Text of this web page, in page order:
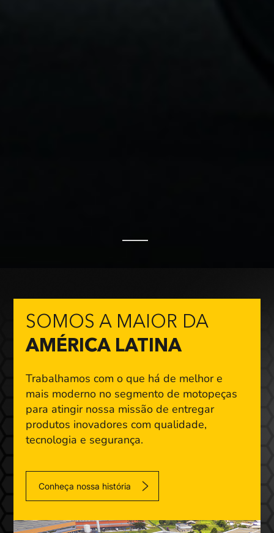
SOMOS A MAIOR DA
AMÉRICA LATINA
Trabalhamos com o que há de melhor e
mais moderno no segmento de motopeças
para atingir nossa missão de entregar
produtos inovadores com qualidade,
tecnologia e segurança.
Conheça nossa história